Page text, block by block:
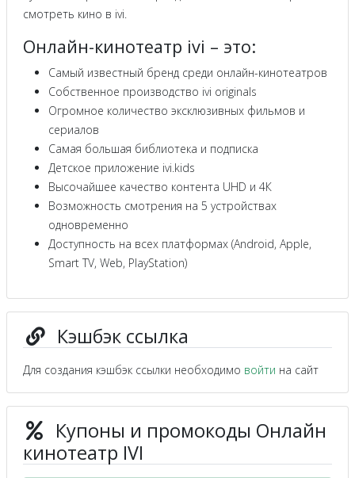
смотреть кино в ivi.
Онлайн-кинотеатр ivi – это:
Самый известный бренд среди онлайн-кинотеатров
Собственное производство ivi originals
Огромное количество эксклюзивных фильмов и
сериалов
Самая большая библиотека и подписка
Детское приложение ivi.kids
Высочайшее качество контента UHD и 4К
Возможность смотрения на 5 устройствах
одновременно
Доступность на всех платформах (Android, Apple,
Smart TV, Web, PlayStation)
Кэшбэк ссылка
Для создания кэшбэк ссылки необходимо войти на сайт
Купоны и промокоды Онлайн
кинотеатр IVI